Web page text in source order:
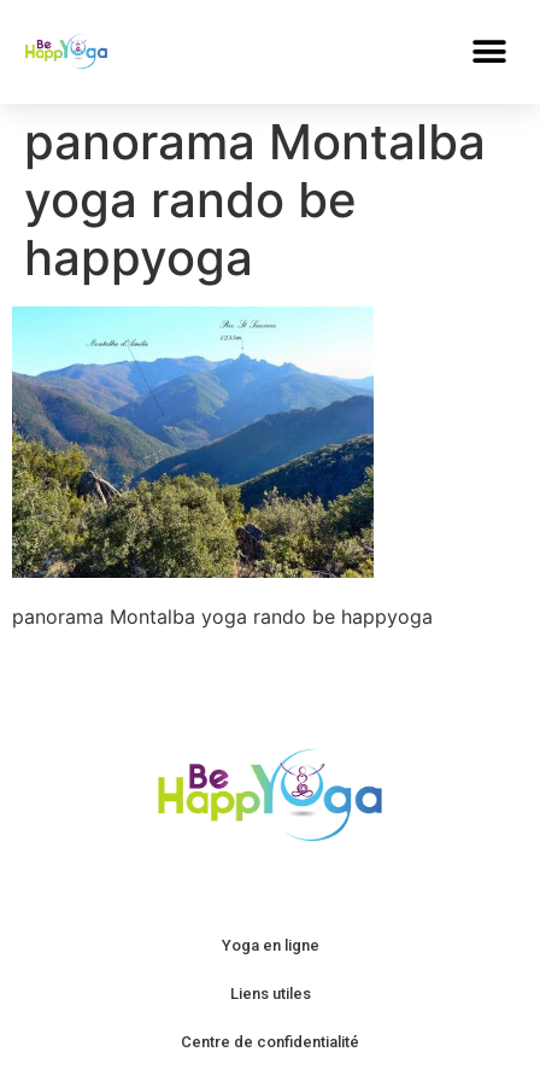
panorama Montalba
yoga rando be
happyoga
panorama Montalba yoga rando be happyoga
Yoga en ligne
Liens utiles
Centre de confidentialité